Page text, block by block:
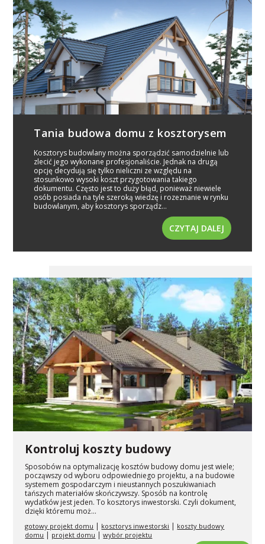
Tania budowa domu z kosztorysem
Kosztorys budowlany można sporządzić samodzielnie lub
zlecić jego wykonane profesjonaliście. Jednak na drugą
opcję decydują się tylko nieliczni ze względu na
stosunkowo wysoki koszt przygotowania takiego
dokumentu. Często jest to duży błąd, ponieważ niewiele
osób posiada na tyle szeroką wiedzę i rozeznanie w rynku
budowlanym, aby kosztorys sporządz...
CZYTAJ DALEJ
Kontroluj koszty budowy
Sposobów na optymalizację kosztów budowy domu jest wiele;
począwszy od wyboru odpowiedniego projektu, a na budowie
systemem gospodarczym i nieustannych poszukiwaniach
tańszych materiałów skończywszy. Sposób na kontrolę
wydatków jest jeden. To kosztorys inwestorski. Czyli dokument,
dzięki któremu moż...
gotowy projekt domu | kosztorys inwestorski | koszty budowy
domu | projekt domu |wybór projektu